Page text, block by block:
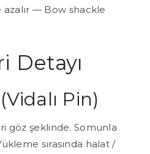
— Bow shackle
Detayı
Pin)
göz şeklinde. Somunla
sırasında halat /